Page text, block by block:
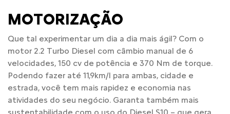
MOTORIZAÇÃO
Que tal experimentar um dia a dia mais ágil? Com o
motor 2.2 Turbo Diesel com câmbio manual de 6
velocidades, 150 cv de potência e 370 Nm de torque.
Podendo fazer até 11,9km/l para ambas, cidade e
estrada, você tem mais rapidez e economia nas
atividades do seu negócio. Garanta também mais